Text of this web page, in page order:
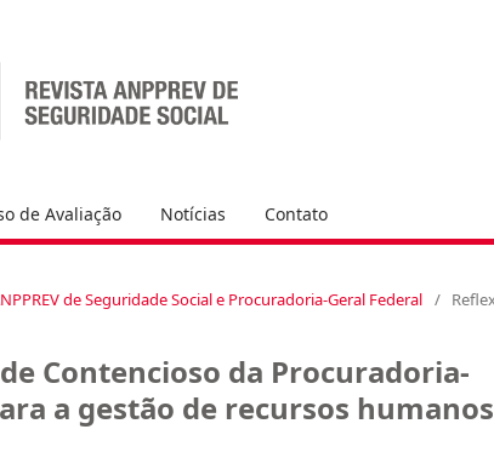
de Avaliação Notícias Contato
de Seguridade Social e Procuradoria-Geral Federal /
Contencioso da Procuradoria-
a gestão de recursos humanos